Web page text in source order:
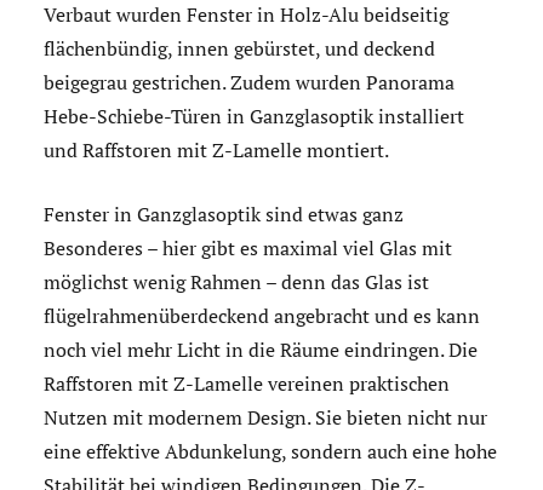
Verbaut wurden Fenster in Holz-Alu beidseitig
flächenbündig, innen gebürstet, und deckend
beigegrau gestrichen. Zudem wurden Panorama
Hebe-Schiebe-Türen in Ganzglasoptik installiert
und Raffstoren mit Z-Lamelle montiert.
Fenster in Ganzglasoptik sind etwas ganz
Besonderes – hier gibt es maximal viel Glas mit
möglichst wenig Rahmen – denn das Glas ist
flügelrahmenüberdeckend angebracht und es kann
noch viel mehr Licht in die Räume eindringen. Die
Raffstoren mit Z-Lamelle vereinen praktischen
Nutzen mit modernem Design. Sie bieten nicht nur
eine effektive Abdunkelung, sondern auch eine hohe